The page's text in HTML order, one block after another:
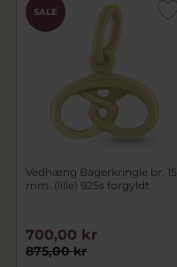
SALE
Vedhæng Bagerkringle br. 15
mm. (lille) 925s forgyldt
875,00 kr
700,00 kr